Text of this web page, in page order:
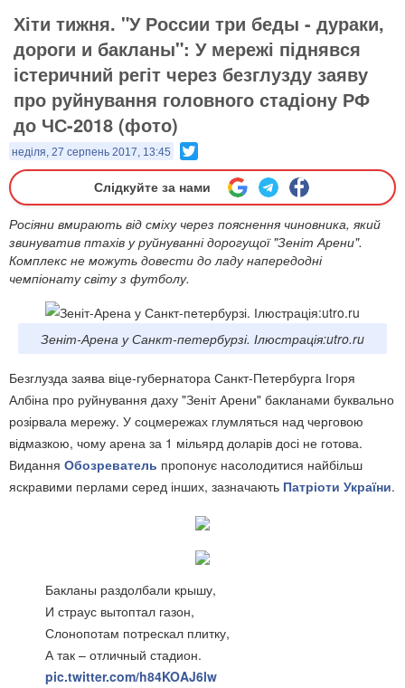
Хіти тижня. "У России три беды - дураки,
дороги и бакланы": У мережі піднявся
істеричний регіт через безглузду заяву
про руйнування головного стадіону РФ
до ЧС-2018 (фото)
неділя, 27 серпень 2017, 13:45
Слідкуйте за нами
Росіяни вмирають від сміху через пояснення чиновника, який
звинуватив птахів у руйнуванні дорогущої "Зеніт Арени".
Комплекс не можуть довести до ладу напередодні
чемпіонату світу з футболу.
Зеніт-Арена у Санкт-петербурзі. Ілюстрація:utro.ru
Безглузда заява віце-губернатора Санкт-Петербурга Ігоря
Албіна про руйнування даху "Зеніт Арени" бакланами буквально
розірвала мережу. У соцмережах глумляться над черговою
відмазкою, чому арена за 1 мільярд доларів досі не готова.
Видання Обозреватель пропонує насолодитися найбільш
яскравими перлами серед інших, зазначають Патріоти України.
Бакланы раздолбали крышу,
И страус вытоптал газон,
Слонопотам потрескал плитку,
А так – отличный стадион.
pic.twitter.com/h84KOAJ6lw